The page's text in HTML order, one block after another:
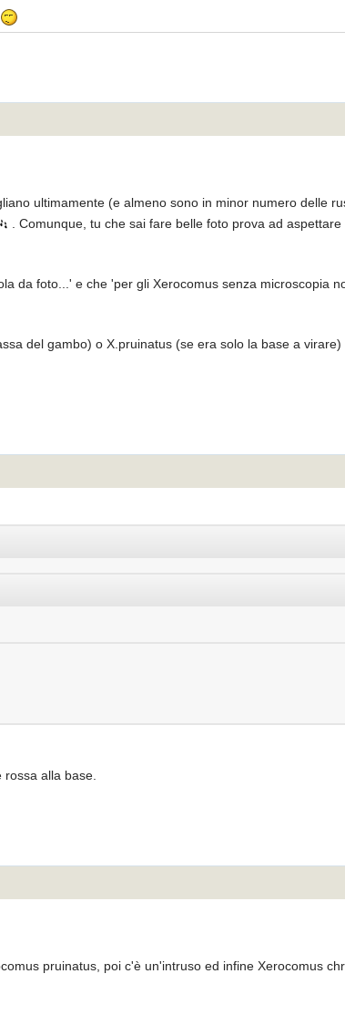
ultimamente (e almeno sono in minor numero delle
. Comunque, tu che sai fare belle foto prova ad
da foto...' e che 'per gli Xerocomus senza microscopia
del gambo) o X.pruinatus (se era solo la base a virare)
rossa alla base.
pruinatus, poi c'è un'intruso ed infine Xerocomus